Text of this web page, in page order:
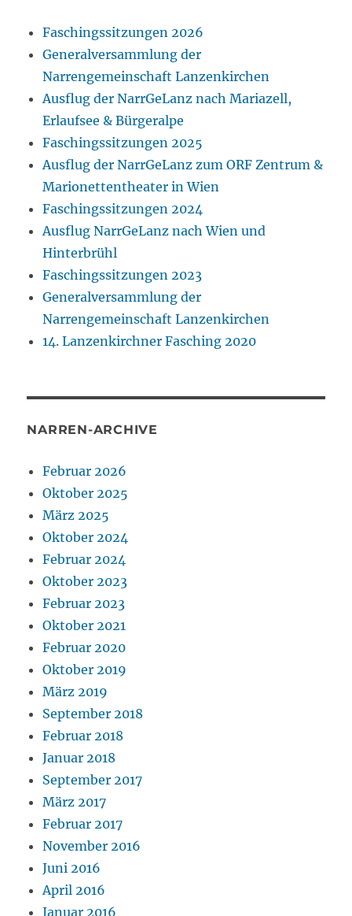
Faschingssitzungen 2026
Generalversammlung der
Narrengemeinschaft Lanzenkirchen
Ausflug der NarrGeLanz nach Mariazell,
Erlaufsee & Bürgeralpe
Faschingssitzungen 2025
Ausflug der NarrGeLanz zum ORF Zentrum &
Marionettentheater in Wien
Faschingssitzungen 2024
Ausflug NarrGeLanz nach Wien und
Hinterbrühl
Faschingssitzungen 2023
Generalversammlung der
Narrengemeinschaft Lanzenkirchen
14. Lanzenkirchner Fasching 2020
NARREN-ARCHIVE
Februar 2026
Oktober 2025
März 2025
Oktober 2024
Februar 2024
Oktober 2023
Februar 2023
Oktober 2021
Februar 2020
Oktober 2019
März 2019
September 2018
Februar 2018
Januar 2018
September 2017
März 2017
Februar 2017
November 2016
Juni 2016
April 2016
Januar 2016